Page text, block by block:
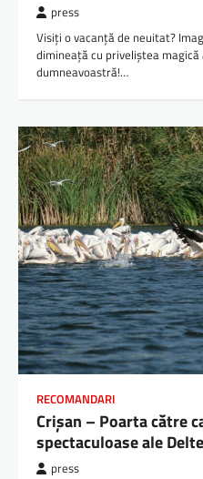
press
Visiți o vacanță de neuitat?
dimineață cu priveliștea
dumneavoastră!…
RECOMANDARI
Crișan – Poarta către
spectaculoase ale
press